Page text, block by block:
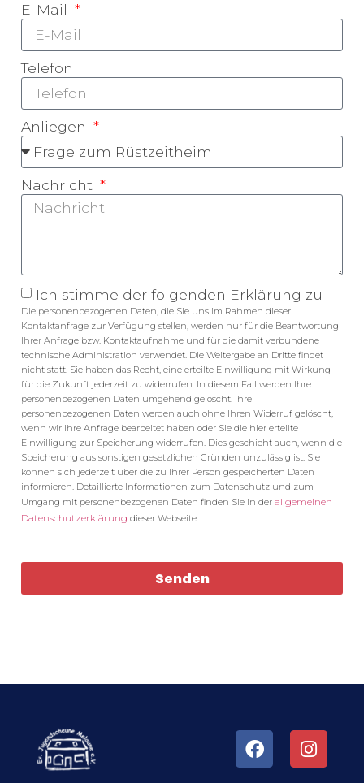
E-Mail
Telefon
Anliegen
Nachricht
Ich stimme der folgenden Erklärung zu
Die personenbezogenen Daten, die Sie uns im Rahmen dieser
Kontaktanfrage zur Verfügung stellen, werden nur für die Beantwortung
Ihrer Anfrage bzw. Kontaktaufnahme und für die damit verbundene
technische Administration verwendet. Die Weitergabe an Dritte findet
nicht statt. Sie haben das Recht, eine erteilte Einwilligung mit Wirkung
für die Zukunft jederzeit zu widerrufen. In diesem Fall werden Ihre
personenbezogenen Daten umgehend gelöscht. Ihre
personenbezogenen Daten werden auch ohne Ihren Widerruf gelöscht,
wenn wir Ihre Anfrage bearbeitet haben oder Sie die hier erteilte
Einwilligung zur Speicherung widerrufen. Dies geschieht auch, wenn die
Speicherung aus sonstigen gesetzlichen Gründen unzulässig ist. Sie
können sich jederzeit über die zu Ihrer Person gespeicherten Daten
informieren. Detaillierte Informationen zum Datenschutz und zum
Umgang mit personenbezogenen Daten finden Sie in der allgemeinen
Datenschutzerklärung dieser Webseite
Senden